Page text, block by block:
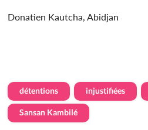
Donatien Kautcha, Abidjan
détentions injustifiées
Sansan Kambilé